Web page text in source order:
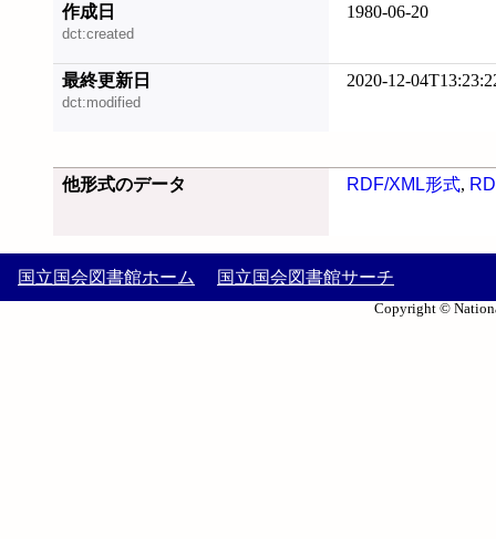
作成日
dct:created
1980-06-20
最終更新日
dct:modified
2020-12-
他形式のデータ RDF/XML形式,
国立国会図書館ホーム 国立国会図書館サーチ
Copyright ©